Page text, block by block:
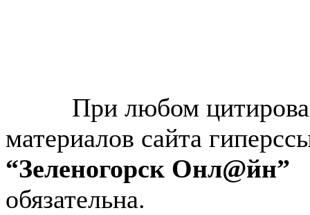
При любом
материалов сайта
“Зеленогорск Онл@йн”
обязательна.